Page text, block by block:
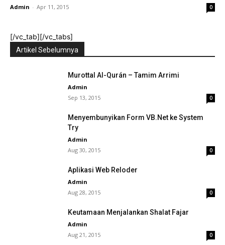
Admin - Apr 11, 2015 0
[/vc_tab][/vc_tabs]
Artikel Sebelumnya
Murottal Al-Qurán – Tamim Arrimi
Admin
Sep 13, 2015
0
Menyembunyikan Form VB.Net ke System
Try
Admin
Aug 30, 2015
0
Aplikasi Web Reloder
Admin
Aug 28, 2015
0
Keutamaan Menjalankan Shalat Fajar
Admin
Aug 21, 2015
0